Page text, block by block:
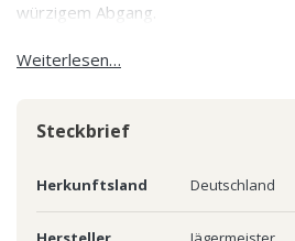
würzigem Abgang.
Weiterlesen…
Steckbrief
Herkunftsland Deutschland